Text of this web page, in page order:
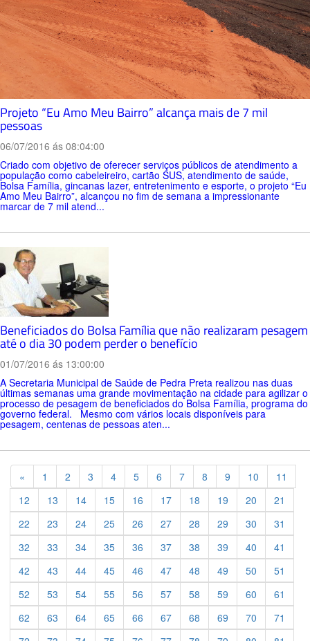
Projeto “Eu Amo Meu Bairro” alcança mais de 7 mil
pessoas
06/07/2016 ás 08:04:00
Criado com objetivo de oferecer serviços públicos de atendimento a
população como cabeleireiro, cartão SUS, atendimento de saúde,
Bolsa Família, gincanas lazer, entretenimento e esporte, o projeto “Eu
Amo Meu Bairro”, alcançou no fim de semana a impressionante
marcar de 7 mil atend...
Beneficiados do Bolsa Família que não realizaram pesagem
até o dia 30 podem perder o benefício
01/07/2016 ás 13:00:00
A Secretaria Municipal de Saúde de Pedra Preta realizou nas duas
últimas semanas uma grande movimentação na cidade para agilizar o
processo de pesagem de beneficiados do Bolsa Família, programa do
governo federal. Mesmo com vários locais disponíveis para
pesagem, centenas de pessoas aten...
« Previous
1 2 3 4 5 6 7 8 9 10
11
12
13 14 15 16 17 18 19 20
21
22
23 24 25 26 27 28 29 30
31
32
33 34 35 36 37 38 39 40
41
42
43 44 45 46 47 48 49 50
51
52
53 54 55 56 57 58 59 60
61
62
63 64 65 66 67 68 69 70
71